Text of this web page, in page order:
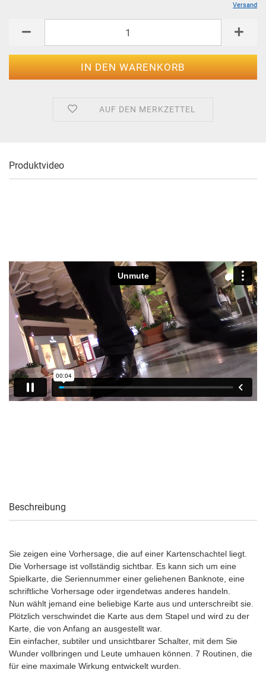
Versand
AUF DEN MERKZETTEL
Produktvideo
Beschreibung
Sie zeigen eine Vorhersage, die auf einer Kartenschachtel liegt.
Die Vorhersage ist vollständig sichtbar. Es kann sich um eine
Spielkarte, die Seriennummer einer geliehenen Banknote, eine
schriftliche Vorhersage oder irgendetwas anderes handeln.
Nun wählt jemand eine beliebige Karte aus und unterschreibt sie.
Plötzlich verschwindet die Karte aus dem Stapel und wird zu der
Karte, die von Anfang an ausgestellt war.
Ein einfacher, subtiler und unsichtbarer Schalter, mit dem Sie
Wunder vollbringen und Leute umhauen können. 7 Routinen, die
für eine maximale Wirkung entwickelt wurden.